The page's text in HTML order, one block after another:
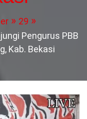
29
Pengurus PBB
Kab. Bekasi